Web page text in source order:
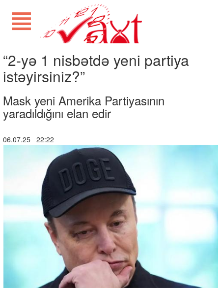
“2-yə 1 nisbətdə yeni partiya
istəyirsiniz?”
Mask yeni Amerika Partiyasının
yaradıldığını elan edir
06.07.25 22:22